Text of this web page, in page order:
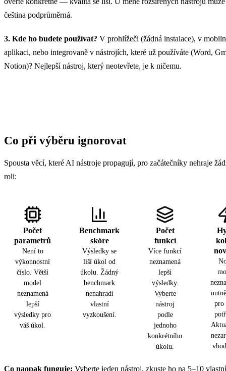
čeština podprůměrná.
3. Kde ho budete používat? V prohlížeči (žádná instalace), v
aplikaci, nebo integrovaně v nástrojích, které už používáte (Word,
Notion)? Nejlepší nástroj, který neotevřete, je k ničemu.
Co při výběru ignorovat
Spousta věcí, které AI nástroje propagují, pro začátečníky nehraje
roli:
Počet
parametrů
Není to
výkonnostní
číslo. Větší
model
neznamená
lepší
výsledky pro
váš úkol.
Benchmark
skóre
Výsledky se
liší úkol od
úkolu. Žádný
benchmark
nenahradí
vlastní
vyzkoušení.
Počet
funkcí
Více funkcí
neznamená
lepší
výsledky.
Vyberte
nástroj
podle
jednoho
konkrétního
úkolu.
pro
Co naopak funguje: Vyberte jeden nástroj, zkuste ho na 5–10